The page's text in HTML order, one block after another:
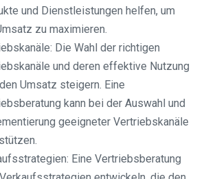
und Dienstleistungen helfen, um
zu maximieren.
Die Wahl der richtigen
und deren effektive Nutzung
Umsatz steigern. Eine
kann bei der Auswahl und
geeigneter Vertriebskanäle
Eine Vertriebsberatung